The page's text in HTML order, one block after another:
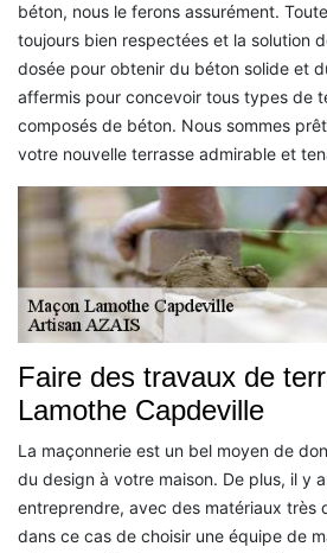
béton, nous le ferons assurément.
toujours bien respectées et la solution
dosée pour obtenir du béton solide et
affermis pour concevoir tous types de
composés de béton. Nous sommes
votre nouvelle terrasse admirable et
Faire des travaux de
Lamothe Capdeville
La maçonnerie est un bel moyen de
du design à votre maison. De plus, il y
entreprendre, avec des matériaux très
dans ce cas de choisir une équipe de